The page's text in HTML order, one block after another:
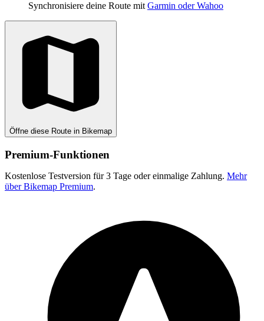
Synchronisiere deine Route mit Garmin oder Wahoo
Öffne diese Route in Bikemap
Premium-Funktionen
Kostenlose Testversion für 3 Tage oder einmalige Zahlung. Mehr
über Bikemap Premium.